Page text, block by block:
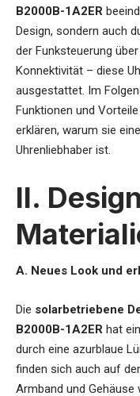
B2000B-1A2ER
Design, sondern auch
der Funksteuerung
Konnektivität – diese
ausgestattet. Im
Funktionen und
erklären, warum sie
Uhrenliebhaber ist.
II.
A. Neues Look und
Die solarbetriebene
B2000B-1A2ER hat
durch eine azurblaue
finden sich auch auf
Armband und Gehäuse